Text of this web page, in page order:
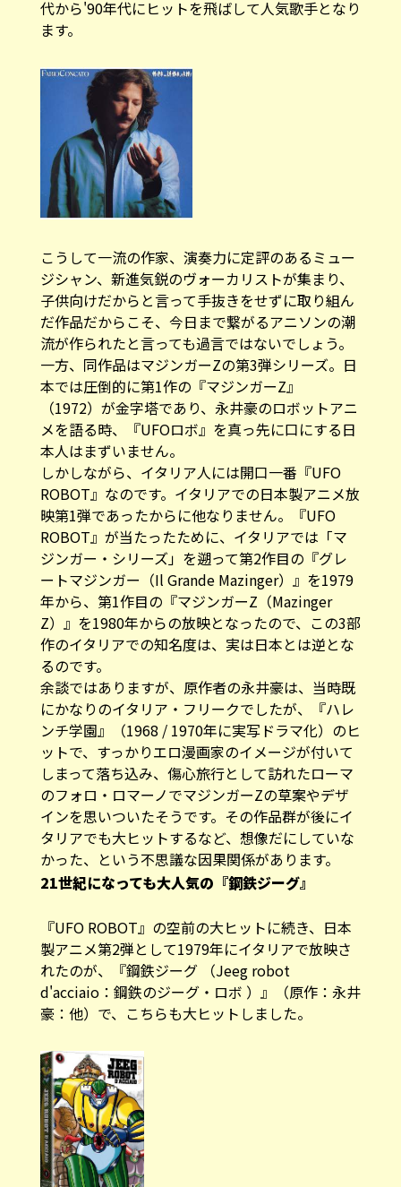
代から'90年代にヒットを飛ばして人気歌手となり
ます。
こうして一流の作家、演奏力に定評のあるミュー
ジシャン、新進気鋭のヴォーカリストが集まり、
子供向けだからと言って手抜きをせずに取り組ん
だ作品だからこそ、今日まで繋がるアニソンの潮
流が作られたと言っても過言ではないでしょう。
一方、同作品はマジンガーZの第3弾シリーズ。日
本では圧倒的に第1作の『マジンガーZ』
（1972）が金字塔であり、永井豪のロボットアニ
メを語る時、『UFOロボ』を真っ先に口にする日
本人はまずいません。
しかしながら、イタリア人には開口一番『UFO
ROBOT』なのです。イタリアでの日本製アニメ放
映第1弾であったからに他なりません。『UFO
ROBOT』が当たったために、イタリアでは「マ
ジンガー・シリーズ」を遡って第2作目の『グレ
ートマジンガー（Il Grande Mazinger）』を1979
年から、第1作目の『マジンガーZ（Mazinger
Z）』を1980年からの放映となったので、この3部
作のイタリアでの知名度は、実は日本とは逆とな
るのです。
余談ではありますが、原作者の永井豪は、当時既
にかなりのイタリア・フリークでしたが、『ハレ
ンチ学園』（1968 / 1970年に実写ドラマ化）のヒ
ットで、すっかりエロ漫画家のイメージが付いて
しまって落ち込み、傷心旅行として訪れたローマ
のフォロ・ロマーノでマジンガーZの草案やデザ
インを思いついたそうです。その作品群が後にイ
タリアでも大ヒットするなど、想像だにしていな
かった、という不思議な因果関係があります。
21世紀になっても大人気の『鋼鉄ジーグ』
『UFO ROBOT』の空前の大ヒットに続き、日本
製アニメ第2弾として1979年にイタリアで放映さ
れたのが、『鋼鉄ジーグ （Jeeg robot
d'acciaio：鋼鉄のジーグ・ロボ ）』（原作：永井
豪：他）で、こちらも大ヒットしました。